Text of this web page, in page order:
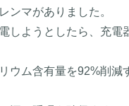
ンマがありました。
しようとしたら、充
ウム含有量を92%削